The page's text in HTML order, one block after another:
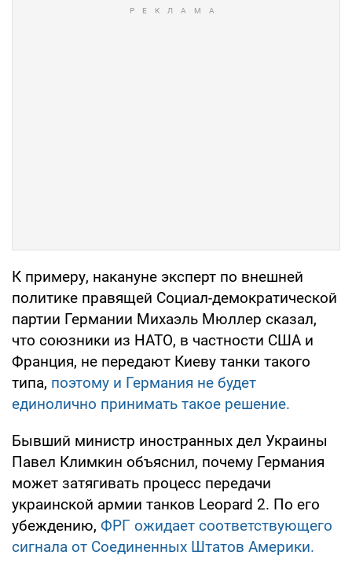
К примеру, накануне эксперт по внешней
политике правящей Социал-демократической
партии Германии Михаэль Мюллер сказал,
что союзники из НАТО, в частности США и
Франция, не передают Киеву танки такого
типа, поэтому и Германия не будет
единолично принимать такое решение.
Бывший министр иностранных дел Украины
Павел Климкин объяснил, почему Германия
может затягивать процесс передачи
украинской армии танков Leopard 2. По его
убеждению, ФРГ ожидает соответствующего
сигнала от Соединенных Штатов Америки.